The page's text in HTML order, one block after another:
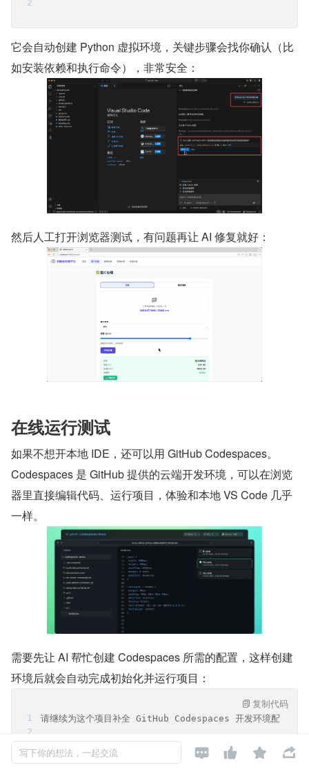
它会自动创建 Python 虚拟环境，关键步骤会找你确认（比
如安装依赖和执行命令），非常安全：
然后人工打开浏览器测试，有问题再让 AI 修复就好：
在线运行测试
如果不想开本地 IDE，还可以用 GitHub Codespaces。
Codespaces 是 GitHub 提供的云端开发环境，可以在浏览
器里直接编辑代码、运行项目，体验和本地 VS Code 几乎
一样。
需要先让 AI 帮忙创建 Codespaces 所需的配置，这样创建
环境后就会自动完成初始化并运行项目：
请继续为这个项目补全 GitHub Codespaces 开发环境配置，
复制代码
写下你的想法，一起交流    